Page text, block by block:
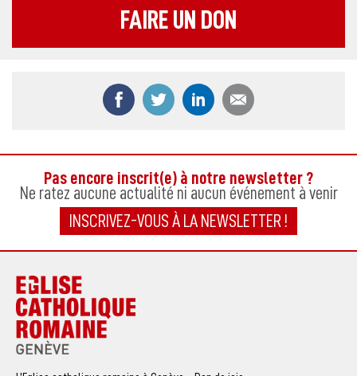
FAIRE UN DON
Partager ce contenu sur Facebook
Partager ce contenu sur Twitter
Partager ce contenu
Pas encore inscrit(e) à notre newsletter ?
Ne ratez aucune actualité ni aucun événement à venir
INSCRIVEZ-VOUS À LA NEWSLETTER !